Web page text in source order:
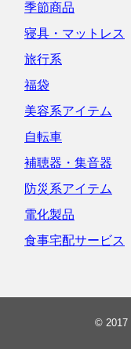
季節商品
寝具・マットレス
旅行系
福袋
美容系アイテム
自転車
補聴器・集音器
防災系アイテム
電化製品
食事宅配サービス
© 2017